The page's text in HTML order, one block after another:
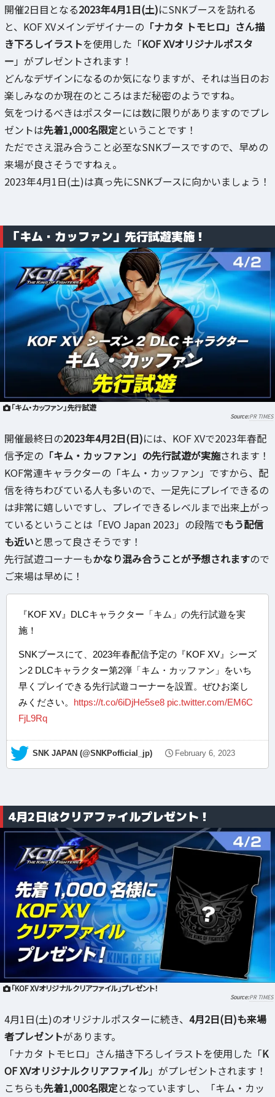
開催2日目となる2023年4月1日(土)にSNKブースを訪れる
と、KOF XVメインデザイナーの 「ナカタ トモヒロ」さん描
き下ろしイラストを使用した「KOF XVオリジナルポスタ
ー 」がプレゼントされます！
どんなデザインになるのか気になりますが、それは当日のお
楽しみなのか現在のところはまだ秘密のようですね。
気をつけるべきはポスターには数に限りがありますのでプレ
ゼントは先着1,000名限定ということです！
ただでさえ混み合うこと必至なSNKブースですので、早めの
来場が良さそうですねぇ。
2023年4月1日(土)は真っ先にSNKブースに向かいましょう！
「キム・カッファン」先行試遊実施！
「キム・カッファン」先行試遊
PR TIMES
開催最終日の2023年4月2日(日)には、KOF XVで2023年春配
信予定の 「キム・カッファン」の先行試遊が実施されます！
KOF常連キャラクターの「キム・カッファン」ですから、配
信を待ちわびている人も多いので、一足先にプレイできるの
は非常に嬉しいですし、プレイできるレベルまで出来上がっ
ているということは「EVO Japan 2023」の段階でもう配信
も近いと思って良さそうです！
先行試遊コーナーもかなり混み合うことが予想されますので
ご来場は早めに！
『KOF XV』DLCキャラクター「キム」の先行試遊を実
施！
SNKブースにて、2023年春配信予定の『KOF XV』シーズ
ン2 DLCキャラクター第2弾「キム・カッファン」をいち
早くプレイできる先行試遊コーナーを設置。ぜひお楽し
みください。 https://t.co/6iDjHe5se8 pic.twitter.com/EM6C
FjL9Rq
— SNK JAPAN (@SNKPofficial_jp) February 6, 2023
4月2日はクリアファイルプレゼント！
「KOF XVオリジナルクリアファイル」プレゼント！
PR TIMES
4月1日(土)のオリジナルポスターに続き、 4月2日(日)も来場
者プレゼントがあります。
「ナカタ トモヒロ」さん描き下ろしイラストを使用した「K
OF XVオリジナルクリアファイル」がプレゼントされます！
こちらも先着1,000名限定となっていますし、「キム・カッ